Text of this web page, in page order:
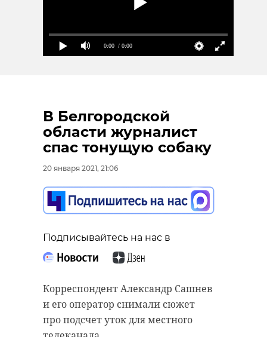
0:00 / 0:00
В Белгородской
области журналист
спас тонущую собаку
20 января 2021, 21:06
Подписывайтесь на нас в
Корреспондент Александр Сашнев
и его оператор снимали сюжет
про подсчет уток для местного